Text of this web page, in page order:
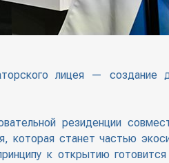
лицея — создание
резиденции
которая станет частью
к открытию